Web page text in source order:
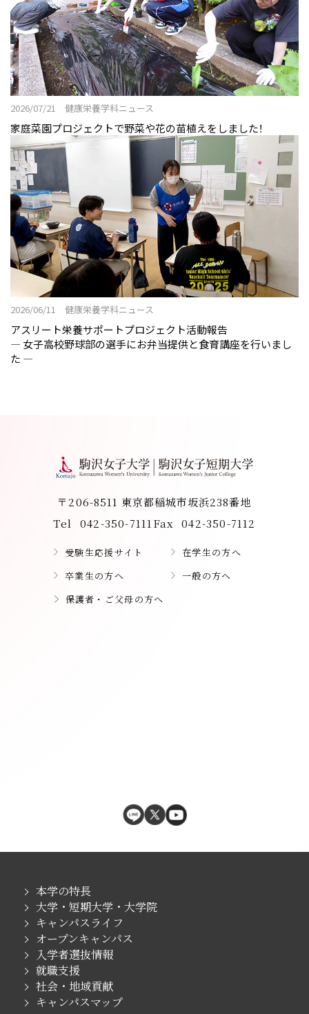
2026/07/21 健康栄養学科ニュース
家庭菜園プロジェクトで野菜や花の苗植えをしました！
2026/06/11 健康栄養学科ニュース
アスリート栄養サポートプロジェクト活動報告
― 女子高校野球部の選手にお弁当提供と食育講座を行いまし
た ―
〒206-8511 東京都稲城市坂浜238番地
Tel
042-350-7111 Fax 042-350-7112
受験生応援サイト
在学生の方へ
卒業生の方へ
一般の方へ
保護者・ご父母の方へ
本学の特長
大学・短期大学・大学院
キャンパスライフ
オープンキャンパス
入学者選抜情報
就職支援
社会・地域貢献
キャンパスマップ